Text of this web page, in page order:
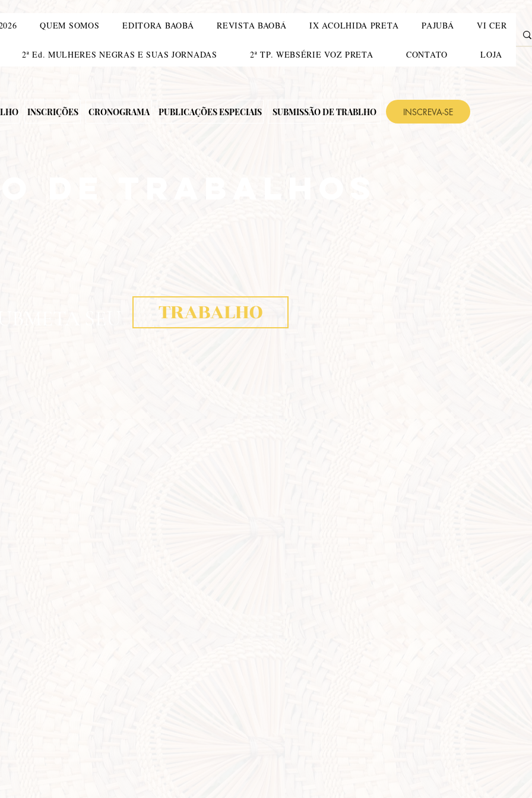
QUEM SOMOS EDITORA BAOBÁ REVISTA BAOBÁ IX ACOLHIDA PRETA PAJUBÁ VI CER
2ª Ed. MULHERES NEGRAS E SUAS JORNADAS 2ª TP. WEBSÉRIE VOZ PRETA CONTATO LOJA
INSCRIÇÕES CRONOGRAMA PUBLICAÇÕES ESPECIAIS SUBMISSÃO DE TRABLHO INSCREVA-SE
TRABALHO